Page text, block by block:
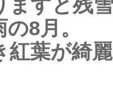
ますと残
8月。
紅葉が綺